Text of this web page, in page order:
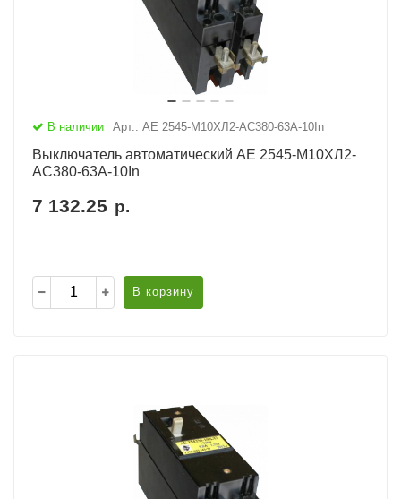
В наличии Арт.: АЕ 2545-М10ХЛ2-AC380-63А-10In
Выключатель автоматический АЕ 2545-М10ХЛ2-
AC380-63А-10In
7 132.25 р.
В корзину